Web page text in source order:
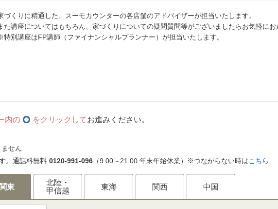
づくりに精通した、スーモカウンターの各店舗のアドバイザーが担当いたします。
た講座についてはもちろん、家づくりについての疑問質問等がございましたらお気軽にお
別講座はFP講師（ファイナンシャルプランナー）が担当いたします。
内の をクリックしてお進みください。
せん
。通話料無料 0120-991-096 （9:00～21:00 年末年始休業）※つながらない時はこちら
東
北陸・
甲信越
東海 関西 中国